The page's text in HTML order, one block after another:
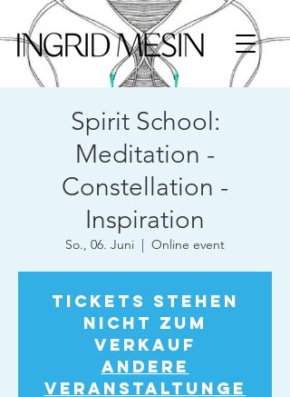
Spirit School:
Meditation -
Constellation -
Inspiration
So., 06. Juni
  |
Online event
Tickets stehen
nicht zum
Verkauf
Andere
Veranstaltunge